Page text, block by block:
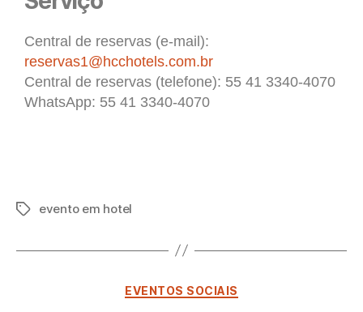
Central de reservas (e-mail):
reservas1@hcchotels.com.br
Central de reservas (telefone): 55 41 3340-4070
WhatsApp: 55 41 3340-4070
evento em hotel
EVENTOS SOCIAIS